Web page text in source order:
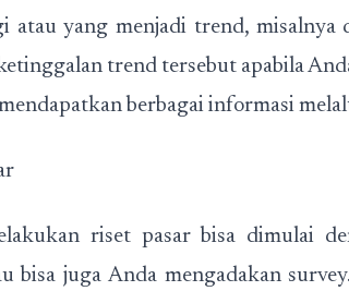
atau yang menjadi trend,
trend tersebut apabila
berbagai informasi
riset pasar bisa dimulai
bisa juga Anda mengadakan